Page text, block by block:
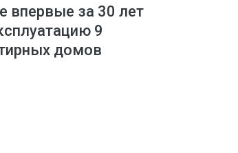
впервые за 30 лет
9
домов